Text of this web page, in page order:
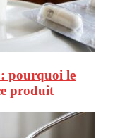
pourquoi le
produit